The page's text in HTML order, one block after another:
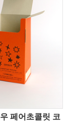
페어초콜릿 코